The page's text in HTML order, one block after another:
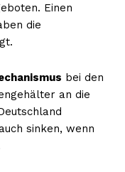
Einen
die
bei den
an die
sinken, wenn